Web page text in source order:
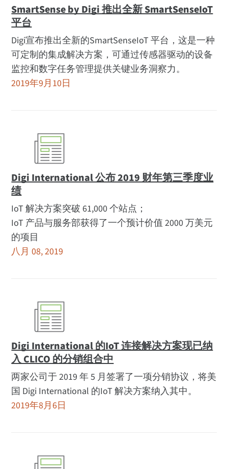
SmartSense by Digi 推出全新 SmartSenseIoT
平台
Digi宣布推出全新的SmartSenseIoT 平台，这是一种
可定制的集成解决方案，可通过传感器驱动的设备
监控和数字任务管理提供关键业务洞察力。
2019年9月10日
Digi International 公布 2019 财年第三季度业
绩
IoT 解决方案突破 61,000 个站点；
IoT 产品与服务部获得了一个预计价值 2000 万美元
的项目
八月 08, 2019
Digi International 的IoT 连接解决方案现已纳
入 CLICO 的分销组合中
两家公司于 2019 年 5 月签署了一项分销协议，将美
国 Digi International 的IoT 解决方案纳入其中。
2019年8月6日